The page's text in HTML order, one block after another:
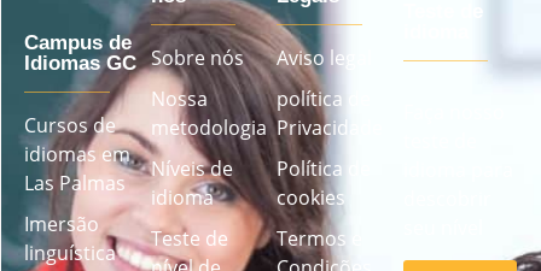
Campus de
Idiomas GC
Cursos de
idiomas em
Las Palmas
Imersão
linguística
Sobre nós
Nossa
metodologia
Níveis de
idioma
Teste de
Aviso legal
política de
Privacidade
Política de
cookies
Termos e